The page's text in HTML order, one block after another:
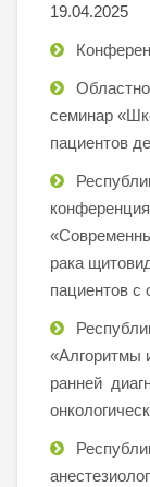
19.04.2025
семинар
пациентов
рака
пациентов с
«Алгоритмы
ранней